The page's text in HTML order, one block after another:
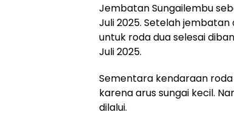
Jembatan Sungailembu
Juli 2025. Setelah
untuk roda dua selesai
Juli 2025.
Sementara kendaraan
karena arus sungai kecil.
dilalui.